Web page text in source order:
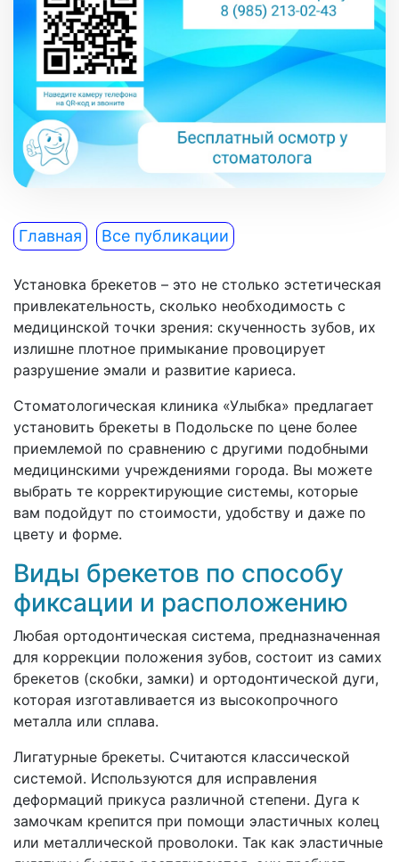
Главная Все публикации
Установка брекетов – это не столько эстетическая
привлекательность, сколько необходимость с
медицинской точки зрения: скученность зубов, их
излишне плотное примыкание провоцирует
разрушение эмали и развитие кариеса.
Стоматологическая клиника «Улыбка» предлагает
установить брекеты в Подольске по цене более
приемлемой по сравнению с другими подобными
медицинскими учреждениями города. Вы можете
выбрать те корректирующие системы, которые
вам подойдут по стоимости, удобству и даже по
цвету и форме.
Виды брекетов по способу
фиксации и расположению
Любая ортодонтическая система, предназначенная
для коррекции положения зубов, состоит из самих
брекетов (скобки, замки) и ортодонтической дуги,
которая изготавливается из высокопрочного
металла или сплава.
Лигатурные брекеты. Считаются классической
системой. Используются для исправления
деформаций прикуса различной степени. Дуга к
замочкам крепится при помощи эластичных колец
или металлической проволоки. Так как эластичные